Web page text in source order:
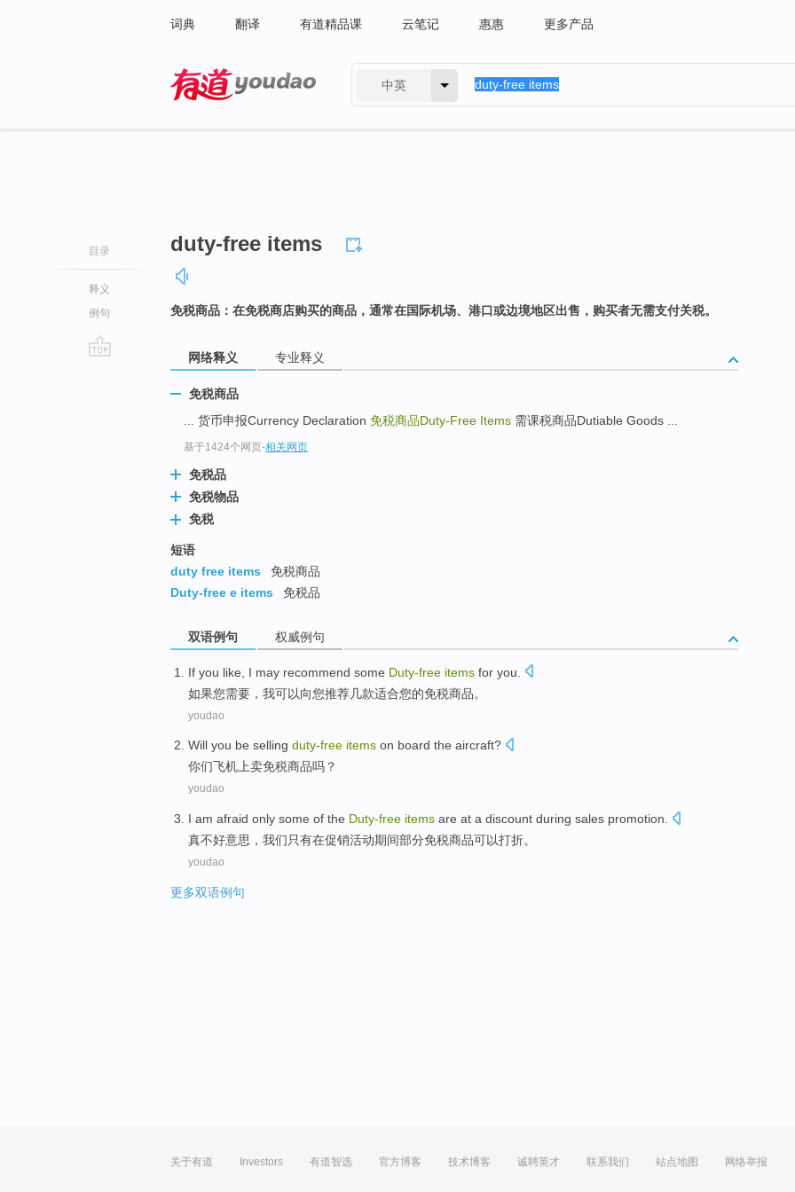
词典 翻译 有道精品课 云笔记 惠惠 更多产品
中英
目录
释义
例句
duty-free items
免税商品：在免税商店购买的商品，通常在国际机场、港口或边境地区出售，购买者无需支付关税。
网络释义 专业释义
免税商品
... 货币申报Currency Declaration 免税商品Duty-Free Items 需课税商品Dutiable Goods ...
基于1424个网页-相关网页
免税品
免税物品
免税
短语
duty free items
免税商品
Duty-free e items
免税品
双语例句 权威例句
If you like I may recommend some Duty-free items for you.
如果您需要 ， 我可以向您推荐几款适合您的免税商品。
youdao
Will you be selling duty-free items on board the aircraft?
你们飞机上卖免税商品吗？
youdao
I am afraid only some of the Duty-free items are at a discount during sales promotion
真不好意思 ，我们只有在促销活动期间部分免税商品可以打折。
youdao
更多双语例句
关于有道 Investors 有道智选 官方博客 技术博客 诚聘英才 联系我们 站点地图 网络举报